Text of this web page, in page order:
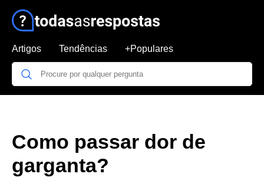
Artigos Tendências +Populares
Como passar dor de
garganta?